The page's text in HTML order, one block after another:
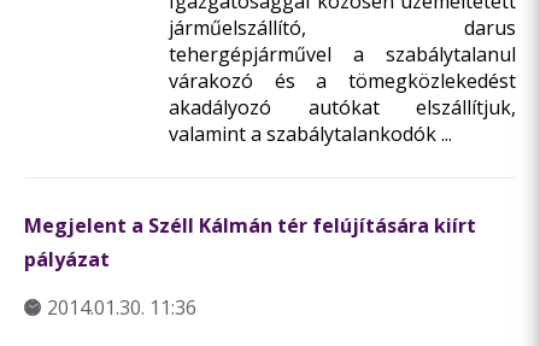
járműelszállító, darus
tehergépjárművel a szabálytalanul
várakozó és a tömegközlekedést
akadályozó autókat elszállítjuk,
valamint a szabálytalankodók ...
Megjelent a Széll Kálmán tér felújítására kiírt
pályázat
2014.01.30. 11:36